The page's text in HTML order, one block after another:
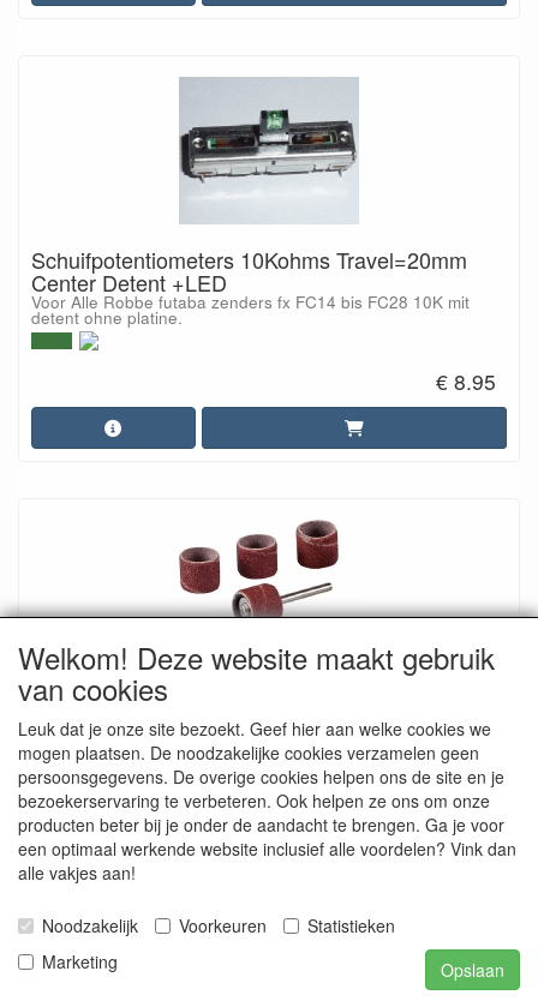
Schuifpotentiometers 10Kohms Travel=20mm
Center Detent +LED
Voor Alle Robbe futaba zenders fx FC14 bis FC28 10K mit
detent ohne platine.
€ 8.95
Schuurkoker Set - Ø 12.7 mm - 1/2 inch - Korrel
80 - 7 delig
mm met spandoorn 3,17
€ 7.49 € 6.50
Welkom! Deze website maakt gebruik
van cookies
Leuk dat je onze site bezoekt. Geef hier aan welke cookies we
mogen plaatsen. De noodzakelijke cookies verzamelen geen
persoonsgegevens. De overige cookies helpen ons de site en je
bezoekerservaring te verbeteren. Ook helpen ze ons om onze
producten beter bij je onder de aandacht te brengen. Ga je voor
een optimaal werkende website inclusief alle voordelen? Vink dan
alle vakjes aan!
Noodzakelijk Voorkeuren
Statistieken
Marketing
Opslaan